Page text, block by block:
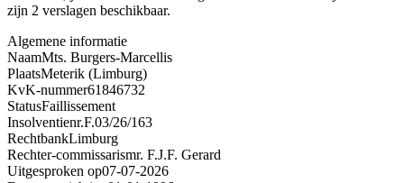
zijn 2 verslagen beschikbaar.
Algemene informatie
NaamMts. Burgers-Marcellis
PlaatsMeterik (Limburg)
KvK-nummer61846732
StatusFaillissement
Insolventienr.F.03/26/163
RechtbankLimburg
Rechter-commissarismr. F.J.F. Gerard
Uitgesproken op07-07-2026